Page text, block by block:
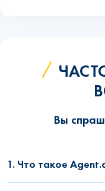
Вы
1. Что такое